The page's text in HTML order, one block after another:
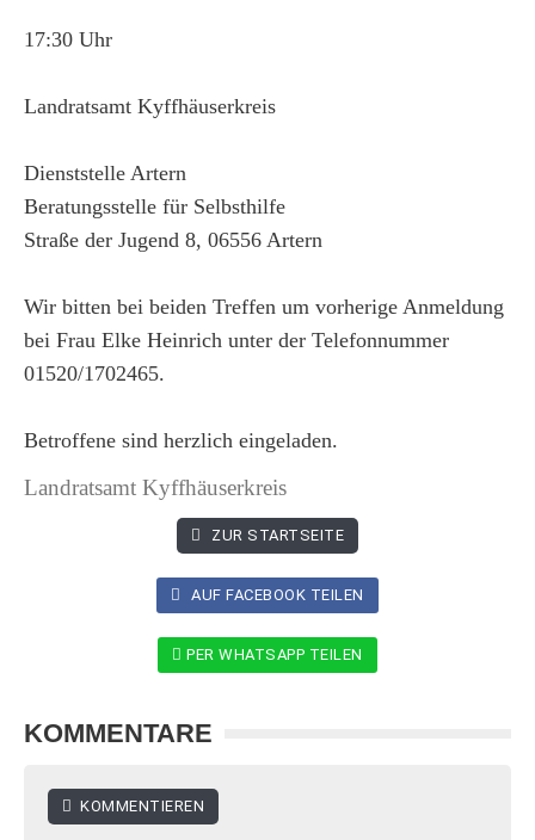
17:30 Uhr
Landratsamt Kyffhäuserkreis
Dienststelle Artern
Beratungsstelle für Selbsthilfe
Straße der Jugend 8, 06556 Artern
Wir bitten bei beiden Treffen um vorherige Anmeldung
bei Frau Elke Heinrich unter der Telefonnummer
01520/1702465.
Betroffene sind herzlich eingeladen.
Landratsamt Kyffhäuserkreis
ZUR STARTSEITE
AUF FACEBOOK TEILEN
PER WHATSAPP TEILEN
KOMMENTARE
KOMMENTIEREN